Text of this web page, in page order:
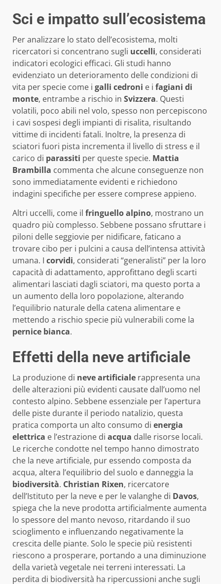
Sci e impatto sull’ecosistema
Per analizzare lo stato dell’ecosistema, molti
ricercatori si concentrano sugli uccelli, considerati
indicatori ecologici efficaci. Gli studi hanno
evidenziato un deterioramento delle condizioni di
vita per specie come i galli cedroni e i fagiani di
monte, entrambe a rischio in Svizzera. Questi
volatili, poco abili nel volo, spesso non percepiscono
i cavi sospesi degli impianti di risalita, risultando
vittime di incidenti fatali. Inoltre, la presenza di
sciatori fuori pista incrementa il livello di stress e il
carico di parassiti per queste specie. Mattia
Brambilla commenta che alcune conseguenze non
sono immediatamente evidenti e richiedono
indagini specifiche per essere comprese appieno.
Altri uccelli, come il fringuello alpino, mostrano un
quadro più complesso. Sebbene possano sfruttare i
piloni delle seggiovie per nidificare, faticano a
trovare cibo per i pulcini a causa dell’intensa attività
umana. I corvidi, considerati “generalisti” per la loro
capacità di adattamento, approfittano degli scarti
alimentari lasciati dagli sciatori, ma questo porta a
un aumento della loro popolazione, alterando
l’equilibrio naturale della catena alimentare e
mettendo a rischio specie più vulnerabili come la
pernice bianca.
Effetti della neve artificiale
La produzione di neve artificiale rappresenta una
delle alterazioni più evidenti causate dall’uomo nel
contesto alpino. Sebbene essenziale per l’apertura
delle piste durante il periodo natalizio, questa
pratica comporta un alto consumo di energia
elettrica e l’estrazione di acqua dalle risorse locali.
Le ricerche condotte nel tempo hanno dimostrato
che la neve artificiale, pur essendo composta da
acqua, altera l’equilibrio del suolo e danneggia la
biodiversità. Christian Rixen, ricercatore
dell’Istituto per la neve e per le valanghe di Davos,
spiega che la neve prodotta artificialmente aumenta
lo spessore del manto nevoso, ritardando il suo
scioglimento e influenzando negativamente la
crescita delle piante. Solo le specie più resistenti
riescono a prosperare, portando a una diminuzione
della varietà vegetale nei terreni interessati. La
perdita di biodiversità ha ripercussioni anche sugli